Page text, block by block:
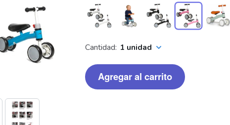
Cantidad: 1 unidad
Agregar al carrito